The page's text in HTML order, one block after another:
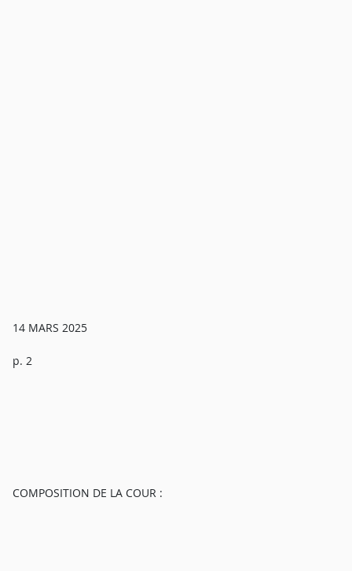
14 MARS 2025
p. 2
COMPOSITION DE LA COUR :